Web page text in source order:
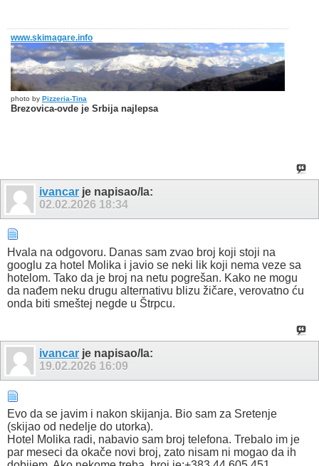
www.skimagare.info
photo by Pizzeria-Tina
Brezovica-ovde je Srbija najlepsa
ivancar je napisao/la:
02.02.2026 18:34
Hvala na odgovoru. Danas sam zvao broj koji stoji na
googlu za hotel Molika i javio se neki lik koji nema veze sa
hotelom. Tako da je broj na netu pogrešan. Kako ne mogu
da nađem neku drugu alternativu blizu žičare, verovatno ću
onda biti smeštej negde u Štrpcu.
ivancar je napisao/la:
19.02.2026 16:09
Evo da se javim i nakon skijanja. Bio sam za Sretenje
(skijao od nedelje do utorka).
Hotel Molika radi, nabavio sam broj telefona. Trebalo im je
par meseci da okače novi broj, zato nisam ni mogao da ih